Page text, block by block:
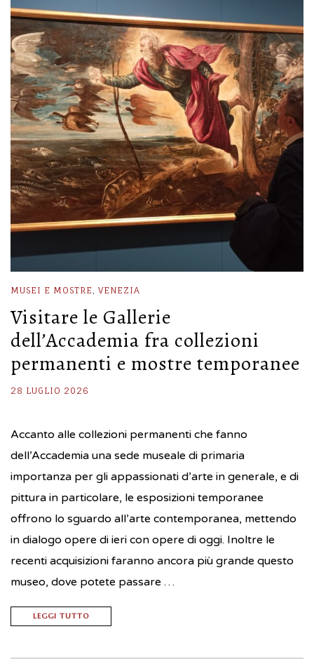
MUSEI E MOSTRE , VENEZIA
Visitare le Gallerie
dell’Accademia fra collezioni
permanenti e mostre temporanee
28 LUGLIO 2026
Accanto alle collezioni permanenti che fanno
dell’Accademia una sede museale di primaria
importanza per gli appassionati d’arte in generale, e di
pittura in particolare, le esposizioni temporanee
offrono lo sguardo all’arte contemporanea, mettendo
in dialogo opere di ieri con opere di oggi. Inoltre le
recenti acquisizioni faranno ancora più grande questo
museo, dove potete passare …
LEGGI TUTTO